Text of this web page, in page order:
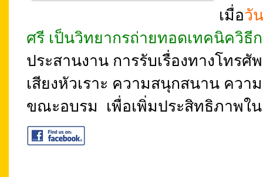
เมื่อวั
ศรี เป็นวิทยากรถ่ายทอดเทคนิควิธี
ประสานงาน การรับเรื่องทางโทร
เสียงหัวเราะ ความสนุกสนาน คว
ขณะอบรม เพื่อเพิ่มประสิทธิภาพใน